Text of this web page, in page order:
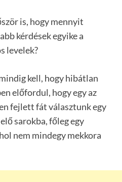
is, hogy mennyit
kérdések egyike a
levelek?
kell, hogy hibátlan
előfordul, hogy egy az
fejlett fát választunk egy
sarokba, főleg egy
nem mindegy mekkora